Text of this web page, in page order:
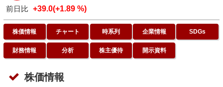
前日比 +39.0(+1.89 %)
株価情報 チャート 時系列 企業情報 SDGs
財務情報 分析 株主優待 開示資料
株価情報